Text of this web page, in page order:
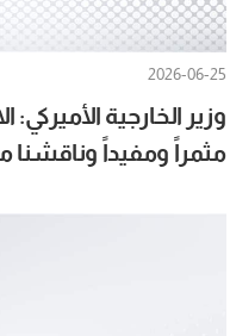
2026-06-25
وزير الخارجية
مثمراً ومفيداً